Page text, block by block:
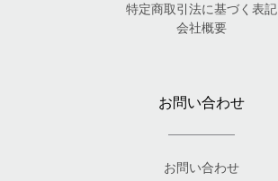
特定商取引法に基づく表記
会社概要
お問い合わせ
お問い合わせ